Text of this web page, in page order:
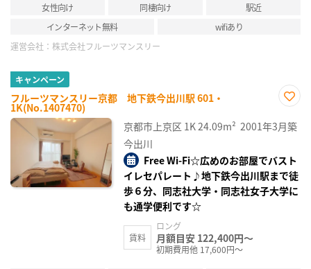
女性向け 同棲向け
駅近
インターネット無料
wifiあり
運営会社： 株式会社フルーツマンスリー
キャンペーン
フルーツマンスリー京都 地下鉄今出川駅 601・
1K(No.1407470)
に入
り登
京都市上京区 1K24.09m² 2001年3月築
今出川
Free Wi-Fi☆広めのお部屋でバスト
イレセパレート♪地下鉄今出川駅まで徒
歩６分、同志社大学・同志社女子大学に
も通学便利です☆
賃料
ロング
月額目安 122,400円～
初期費用他 17,600円～